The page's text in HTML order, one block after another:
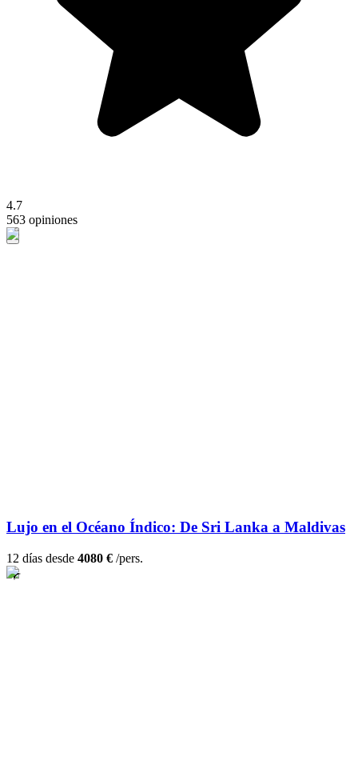
4.7
563 opiniones
Lujo en el Océano Índico: De Sri Lanka a Maldivas
12 días desde 4080 € /pers.